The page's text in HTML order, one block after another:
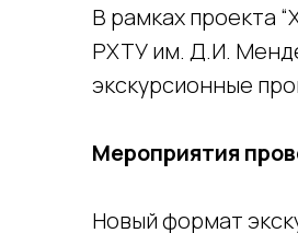
В рамках проекта
РХТУ им. Д.И.
экскурсионные
Мероприятия
Новый формат